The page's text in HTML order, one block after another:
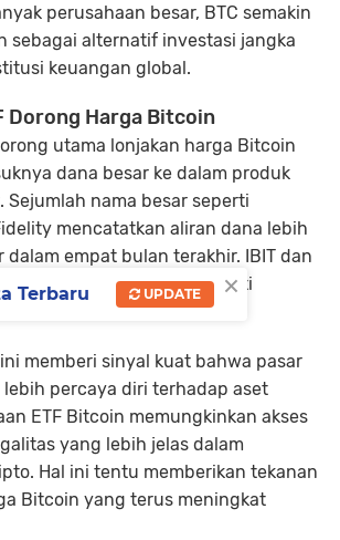
perusahaan besar, BTC semakin
sebagai alternatif investasi jangka
keuangan global.
Dorong Harga Bitcoin
utama lonjakan harga Bitcoin
dana besar ke dalam produk
Sejumlah nama besar seperti
mencatatkan aliran dana lebih
dalam empat bulan terakhir. IBIT dan
ETF yang paling diminati
memberi sinyal kuat bahwa pasar
percaya diri terhadap aset
ETF Bitcoin memungkinkan akses
yang lebih jelas dalam
Hal ini tentu memberikan tekanan
Bitcoin yang terus meningkat
×
Terbaru UPDATE